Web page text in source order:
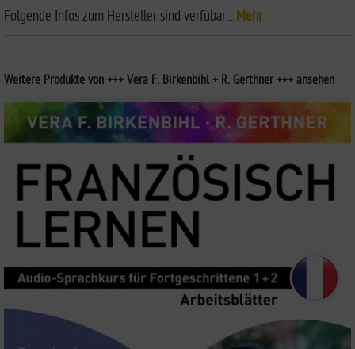
Folgende Infos zum Hersteller sind verfübar... Mehr
Weitere Produkte von +++ Vera F. Birkenbihl + R. Gerthner +++ ansehen